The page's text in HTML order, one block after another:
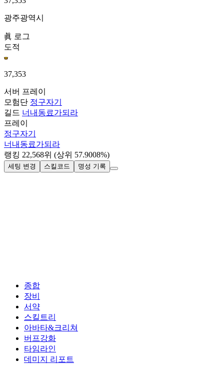
광주광역시
眞 로그
도적
37,353
서버 프레이
모험단 정구자기
길드 너내동료가되라
프레이
정구자기
너내동료가되라
랭킹 22,568위 (상위 57.9008%)
세팅 변경 스킬코드 명성 기록
종합
장비
서약
스킬트리
아바타&크리쳐
버프강화
타임라인
데미지 리포트